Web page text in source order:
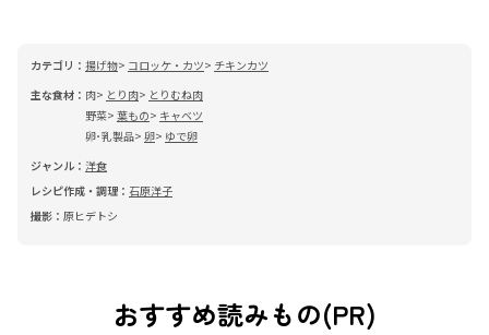
カテゴリ： 揚げ物 コロッケ・カツ
チキンカツ
主な食材： 肉 とり肉
とりむね肉
野菜 葉もの
キャベツ
卵･乳製品 卵
ゆで卵
ジャンル： 洋食
レシピ作成・調理： 石原洋子
撮影： 原ヒデトシ
おすすめ読みもの(PR)